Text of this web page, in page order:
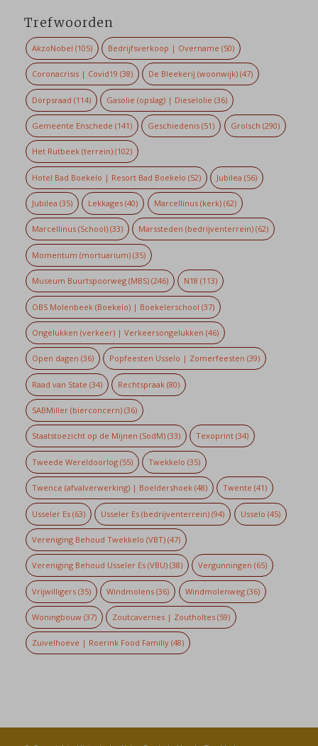
Trefwoorden
AkzoNobel (105) Bedrijfsverkoop | Overname (50)
Coronacrisis | Covid19 (38) De Bleekerij (woonwijk) (47)
Dorpsraad (114) Gasolie (opslag) | Dieselolie (36)
Gemeente Enschede (141) Geschiedenis (51) Grolsch (290)
Het Rutbeek (terrein)(102)
Hotel Bad Boekelo | Resort Bad Boekelo (52) Jubilea (56)
Jubilea (35) Lekkages (40) Marcellinus (kerk)(62)
Marcellinus (School)(33) Marssteden (bedrijventerrein) (62)
Momentum (mortuarium)(35)
Museum Buurtspoorweg (MBS)(246) N18 (113)
OBS Molenbeek (Boekelo) | Boekelerschool (37)
Ongelukken (verkeer) | Verkeersongelukken (46)
Open dagen (36) Popfeesten Usselo | Zomerfeesten (39)
Raad van State (34) Rechtspraak (80)
SABMiller (bierconcern)(36)
Staatstoezicht op de Mijnen (SodM)(33) Texoprint (34)
Tweede Wereldoorlog(55) Twekkelo (35)
Twence (afvalverwerking) | Boeldershoek(48) Twente (41)
Usseler Es(63) Usseler Es (bedrijventerrein) (94) Usselo (45)
Vereniging Behoud Twekkelo (VBT)(47)
Vereniging Behoud Usseler Es (VBU)(38) Vergunningen (65)
Vrijwilligers(35) Windmolens (36) Windmolenweg(36)
Woningbouw(37) Zoutcavernes | Zoutholtes (59)
Zuivelhoeve | Roerink Food Familiy(48)